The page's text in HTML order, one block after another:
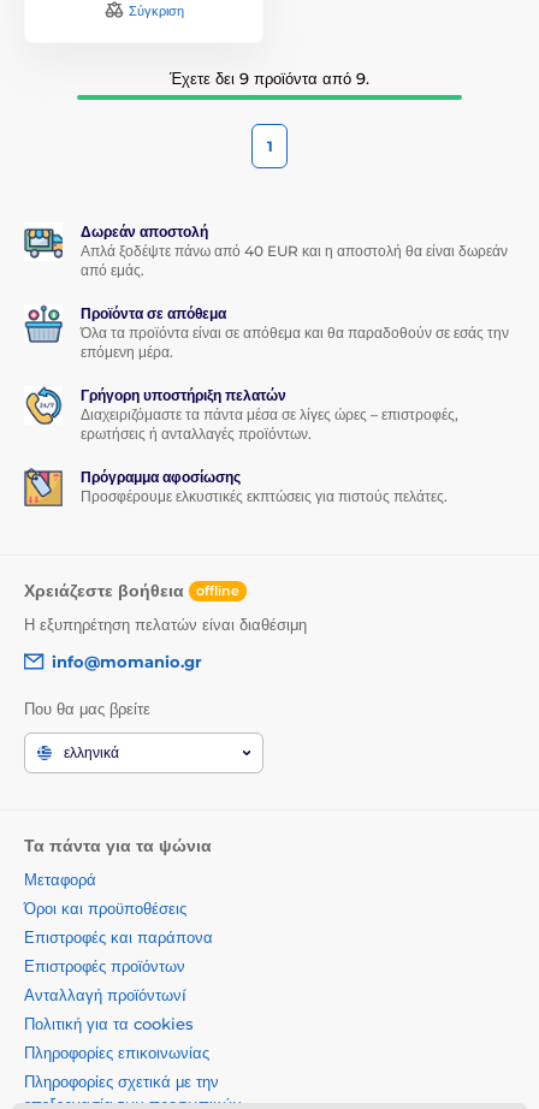
Σύγκριση
Έχετε δει 9 προϊόντα από 9.
1
Δωρεάν αποστολή
Απλά ξοδέψτε πάνω από 40 EUR και η αποστολή θα είναι δωρεάν
από εμάς.
Προϊόντα σε απόθεμα
Όλα τα προϊόντα είναι σε απόθεμα και θα παραδοθούν σε εσάς την
επόμενη μέρα.
Γρήγορη υποστήριξη πελατών
Διαχειριζόμαστε τα πάντα μέσα σε λίγες ώρες – επιστροφές,
ερωτήσεις ή ανταλλαγές προϊόντων.
Πρόγραμμα αφοσίωσης
Προσφέρουμε ελκυστικές εκπτώσεις για πιστούς πελάτες.
Χρειάζεστε βοήθεια offline
Η εξυπηρέτηση πελατών είναι διαθέσιμη
info@momanio.gr
Που θα μας βρείτε
ελληνικά
Τα πάντα για τα ψώνια
Μεταφορά
Όροι και προϋποθέσεις
Επιστροφές και παράπονα
Επιστροφές προϊόντων
Ανταλλαγή προϊόντωνí
Πολιτική για τα cookies
Πληροφορίες επικοινωνίας
Πληροφορίες σχετικά με την
επεξεργασία των προσωπικών